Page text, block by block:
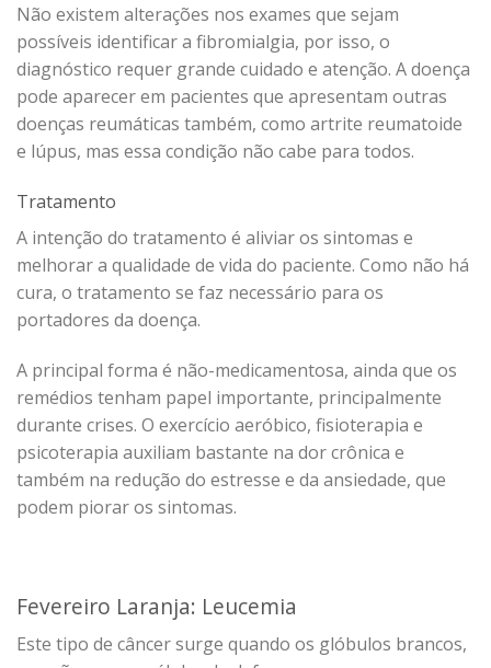
Não existem alterações nos exames que sejam
possíveis identificar a fibromialgia, por isso, o
diagnóstico requer grande cuidado e atenção. A doença
pode aparecer em pacientes que apresentam outras
doenças reumáticas também, como artrite reumatoide
e lúpus, mas essa condição não cabe para todos.
Tratamento
A intenção do tratamento é aliviar os sintomas e
melhorar a qualidade de vida do paciente. Como não há
cura, o tratamento se faz necessário para os
portadores da doença.
A principal forma é não-medicamentosa, ainda que os
remédios tenham papel importante, principalmente
durante crises. O exercício aeróbico, fisioterapia e
psicoterapia auxiliam bastante na dor crônica e
também na redução do estresse e da ansiedade, que
podem piorar os sintomas.
Fevereiro Laranja: Leucemia
Este tipo de câncer surge quando os glóbulos brancos,